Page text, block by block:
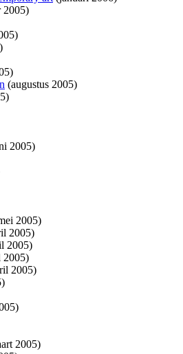
2005)
(augustus 2005)
2005)
2005)
2005)
2005)
2005)
2005)
2005)